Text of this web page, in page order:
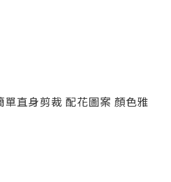
單直身剪裁 配花圖案 顏色雅